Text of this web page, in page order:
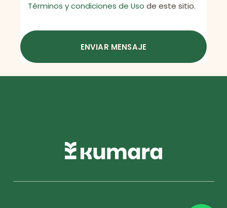
Términos y condiciones de Uso de este sitio.
ENVIAR MENSAJE